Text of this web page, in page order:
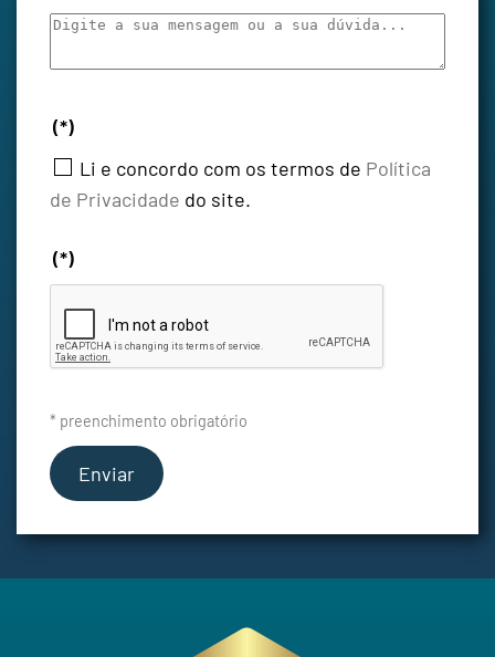
(*)
Li e concordo com os termos de Política
de Privacidade do site.
(*)
* preenchimento obrigatório